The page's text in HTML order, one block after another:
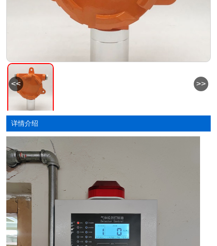
<< >>
详情介绍